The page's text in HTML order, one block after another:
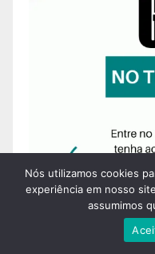
Nós utilizamos cookies
experiência em nosso
assumimos